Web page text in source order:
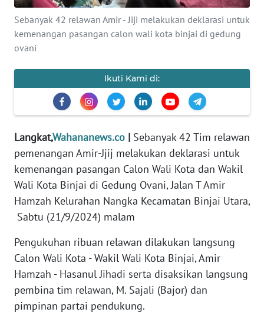
Sebanyak 42 relawan Amir - Jiji melakukan deklarasi untuk
kemenangan pasangan calon wali kota binjai di gedung
ovani
Ikuti Kami di:
Langkat,Wahananews.co | Sebanyak 42 Tim relawan
pemenangan Amir-Jjij melakukan deklarasi untuk
kemenangan pasangan Calon Wali Kota dan Wakil
Wali Kota Binjai di Gedung Ovani, Jalan T Amir
Hamzah Kelurahan Nangka Kecamatan Binjai Utara,
Sabtu (21/9/2024) malam
Pengukuhan ribuan relawan dilakukan langsung
Calon Wali Kota - Wakil Wali Kota Binjai, Amir
Hamzah - Hasanul Jihadi serta disaksikan langsung
pembina tim relawan, M. Sajali (Bajor) dan
pimpinan partai pendukung.
KAMI
INFO
IKLAN
KAMI
MEDIA
SIBER
KARIR
DISCLAIMER
Wahana
News
Regional